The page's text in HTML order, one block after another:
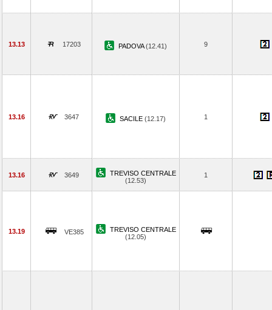
13.13 17203 PADOVA(12.41) 9
13.16 3647 SACILE (12.17) 1
13.16 3649
TREVISO CENTRALE
(12.53)
1
13.19 VE385
TREVISO CENTRALE
(12.05)